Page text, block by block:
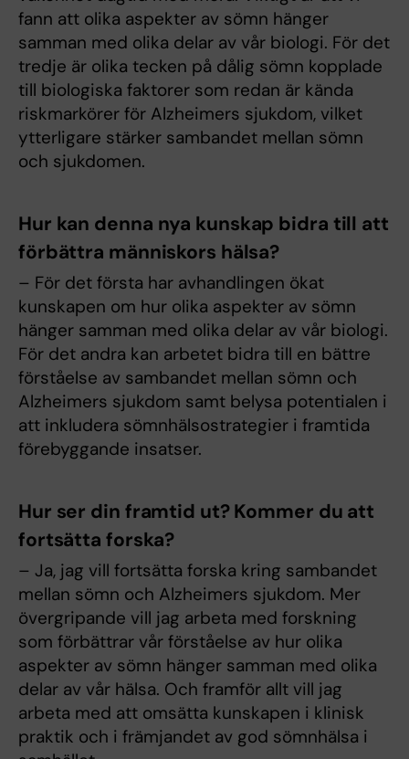
fann att olika aspekter av sömn hänger
samman med olika delar av vår biologi. För det
tredje är olika tecken på dålig sömn kopplade
till biologiska faktorer som redan är kända
riskmarkörer för Alzheimers sjukdom, vilket
ytterligare stärker sambandet mellan sömn
och sjukdomen.
Hur kan denna nya kunskap bidra till att
förbättra människors hälsa?
– För det första har avhandlingen ökat
kunskapen om hur olika aspekter av sömn
hänger samman med olika delar av vår biologi.
För det andra kan arbetet bidra till en bättre
förståelse av sambandet mellan sömn och
Alzheimers sjukdom samt belysa potentialen i
att inkludera sömnhälsostrategier i framtida
förebyggande insatser.
Hur ser din framtid ut? Kommer du att
fortsätta forska?
– Ja, jag vill fortsätta forska kring sambandet
mellan sömn och Alzheimers sjukdom. Mer
övergripande vill jag arbeta med forskning
som förbättrar vår förståelse av hur olika
aspekter av sömn hänger samman med olika
delar av vår hälsa. Och framför allt vill jag
arbeta med att omsätta kunskapen i klinisk
praktik och i främjandet av god sömnhälsa i